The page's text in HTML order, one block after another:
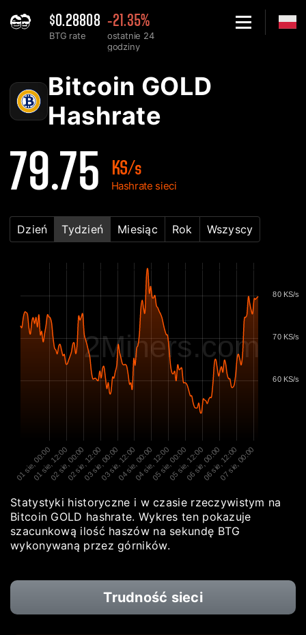
$0.28808
BTG rate
-21.35%
ostatnie 24
godziny
Bitcoin GOLD
Hashrate
79.75 KS/s
Hashrate sieci
Dzień Tydzień Miesiąc Rok Wszyscy
2Miners.com
01 sie, 00:00
01 sie, 12:0002 sie, 00:00
02 sie, 12:0003 sie, 00:0003 sie, 12:0004 sie, 00:0004 sie, 12:0005 sie, 00:0005 sie, 12:0006 sie, 00:0006 sie, 12:00
07 sie, 00:00
60 KS/s
70 KS/s
80 KS/s
Statystyki historyczne i w czasie rzeczywistym na
Bitcoin GOLD hashrate. Wykres ten pokazuje
szacunkową ilość haszów na sekundę BTG
wykonywaną przez górników.
Trudność sieci